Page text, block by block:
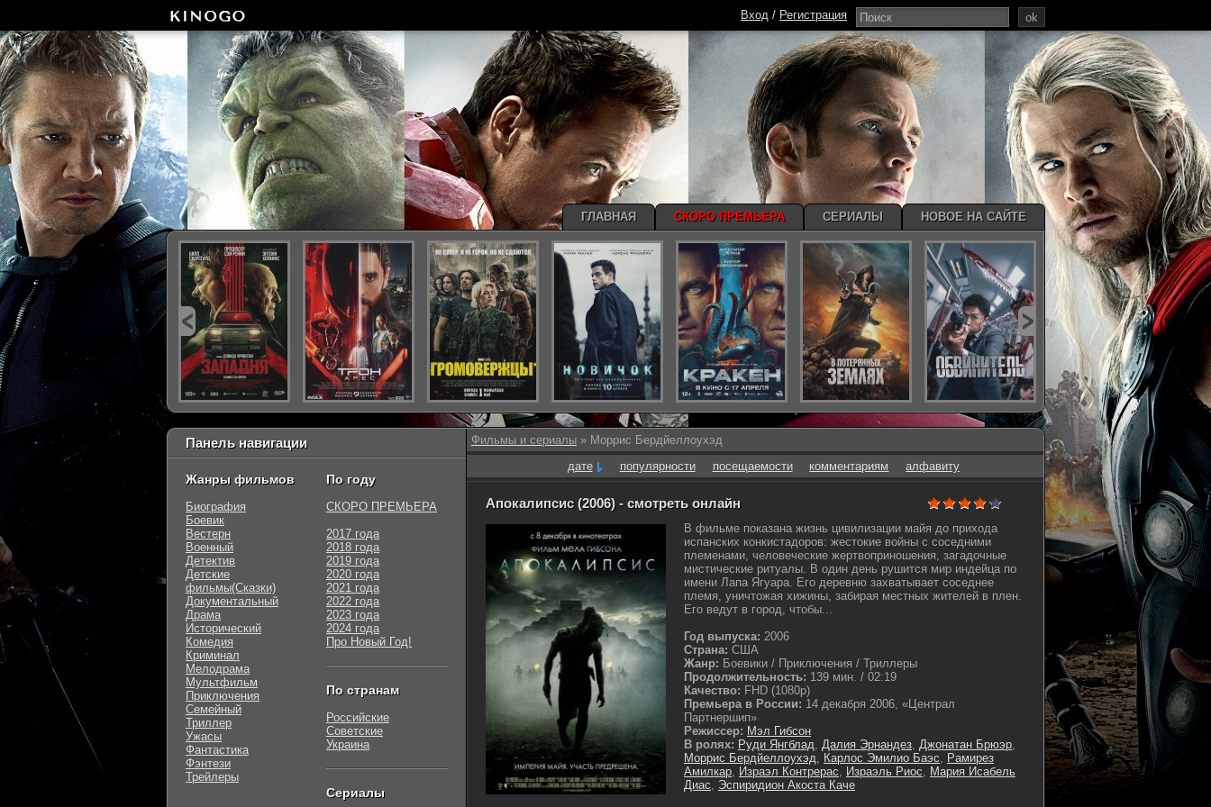
Фильмы и сериалы » Моррис Бердйеллоухэд
дате
популярности посещаемости комментариям алфавиту
Апокалипсис (2006) - смотреть онлайн
В фильме показана жизнь цивилизации майя до прихода
испанских конкистадоров: жестокие войны с соседними
племенами, человеческие жертвоприношения, загадочные
мистические ритуалы. В один день рушится мир индейца по
имени Лапа Ягуара. Его деревню захватывает соседнее
племя, уничтожая хижины, забирая местных жителей в плен.
Его ведут в город, чтобы...
Год выпуска: 2006
Страна: США
Жанр: Боевики / Приключения / Триллеры
Продолжительность: 139 мин. / 02:19
Качество: FHD (1080p)
Премьера в России: 14 декабря 2006, «Централ
Партнершип»
Режиссер: Мэл Гибсон
В ролях: Руди Янгблад, Далия Эрнандез, Джонатан Брюэр,
Моррис Бердйеллоухэд, Карлос Эмилио Баэс, Рамирез
Амилкар, Израэл Контрерас, Израэль Риос, Мария Исабель
Диас, Эспиридион Акоста Каче
Панель навигации
Жанры фильмов
Биография
Боевик
Вестерн
Военный
Детектив
Детские
фильмы(Сказки)
Документальный
Драма
Исторический
Комедия
Криминал
Мелодрама
Мультфильм
Приключения
Семейный
Триллер
Ужасы
Фантастика
Фэнтези
Трейлеры
По году
СКОРО ПРЕМЬЕРА
2017 года
2018 года
2019 года
2020 года
2021 года
2022 года
2023 года
2024 года
Про Новый Год!
По странам
Российские
Советские
Украина
Сериалы
ok
Вход / Регистрация
ГЛАВНАЯ СКОРО ПРЕМЬЕРА СЕРИАЛЫ НОВОЕ НА САЙТЕ